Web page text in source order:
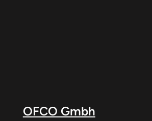
OFCO Gmbh